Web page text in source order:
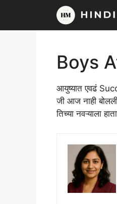
content
Boys
आयुष्यात एवढं
जी आज नाही
तिच्या नवऱ्याला